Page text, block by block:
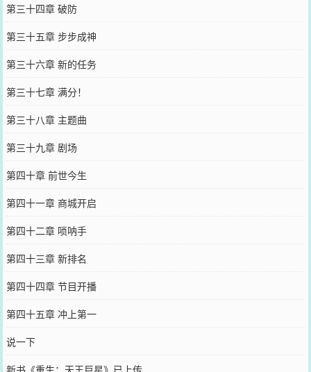
第三十四章 破防
第三十五章 步步成神
第三十六章 新的任务
第三十七章 满分！
第三十八章 主题曲
第三十九章 剧场
第四十章 前世今生
第四十一章 商城开启
第四十二章 唢呐手
第四十三章 新排名
第四十四章 节目开播
第四十五章 冲上第一
说一下
新书《重生：天王巨星》已上传